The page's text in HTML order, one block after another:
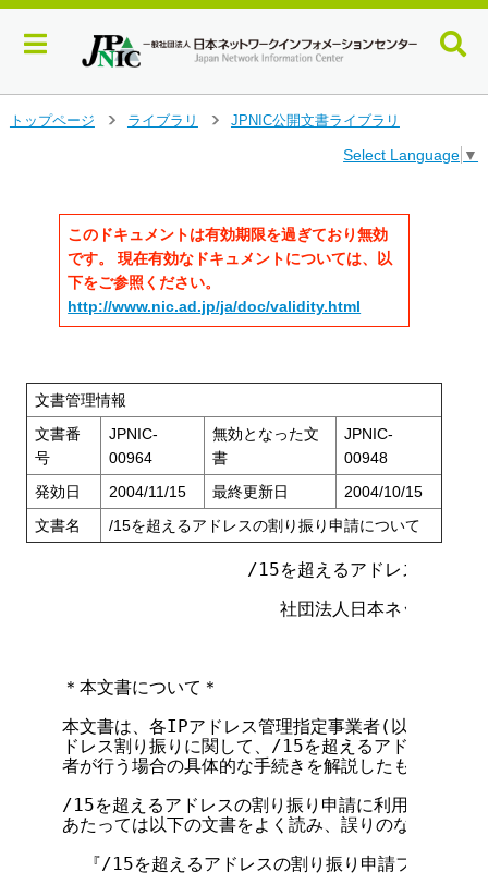
トップページ
ライブラリ
JPNIC公開文書ライブラリ
Select Language ▼
このドキュメントは有効期限を過ぎており無効
です。 現在有効なドキュメントについては、以
下をご参照ください。
http://www.nic.ad.jp/ja/doc/validity.html
文書管理情報
文書番
号
JPNIC-
00964
無効となった文
書
JPNIC-
00948
発効日
2004/11/15 最終更新日
2004/10/15
文書名
/15を超えるアドレスの割り振り申請について
/15を超えるアドレスの割り振
社団法人日本ネットワーク
＊本文書について＊
本文書は、各IPアドレス管理指定事業者(以下「IP
ドレス割り振りに関して、/15を超えるアドレスの
者が行う場合の具体的な手続きを解説したものです。
/15を超えるアドレスの割り振り申請に利用するフォ
あたっては以下の文書をよく読み、誤りのないように
  『/15を超えるアドレスの割り振り申請フォーム』